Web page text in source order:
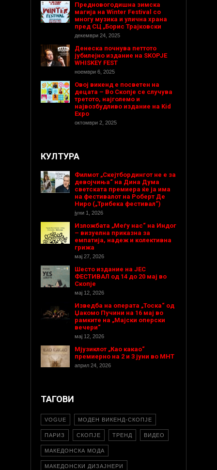
Предновогодишнa зимска
магија на Winter Festival со
многу музика и улична храна
пред СЦ „Борис Трајковски
декември 24, 2025
Денеска почнува петтото
јубилејно издание на SKOPJE
WHISKEY FEST
ноември 6, 2025
Овој викенд е посветен на
децата – Во Скопје се случува
третото, најголемо и
највозбудливо издание на Kid
Expo
октомври 2, 2025
КУЛТУРА
Филмот „Скејтбордингот не е за
девојчиња“ на Дина Дума
светската премиера ќе ја има
на фестивалот на Роберт Де
Ниро („Трибека фестивал“)
јуни 1, 2026
Изложбата „Меѓу нас“ на Индог
– визуелна приказна за
емпатија, надеж и колективна
грижа
мај 27, 2026
Шесто издание на ЈЕС
ФЕСТИВАЛ од 14 до 20 мај во
Скопје
мај 12, 2026
Изведба на операта „Тоска“ од
Џакомо Пучини на 16 мај во
рамките на „Мајски оперски
вечери“
мај 12, 2026
Мјузиклот „Као какао“
премиерно на 2 и 3 јуни во МНТ
април 24, 2026
ТАГОВИ
VOGUE МОДЕН ВИКЕНД-СКОПЈЕ
ПАРИЗ СКОПЈЕ ТРЕНД ВИДЕО
МАКЕДОНСКА МОДА
МАКЕДОНСКИ ДИЗАЈНЕРИ